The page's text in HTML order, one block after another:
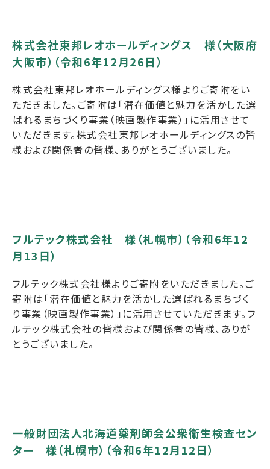
株式会社東邦レオホールディングス 様（大阪府
大阪市）（令和6年12月26日）
株式会社東邦レオホールディングス様よりご寄附をい
ただきました。ご寄附は「潜在価値と魅力を活かした選
ばれるまちづくり事業（映画製作事業）」に活用させて
いただきます。株式会社東邦レオホールディングスの皆
様および関係者の皆様、ありがとうございました。
フルテック株式会社 様（札幌市）（令和6年12
月13日）
フルテック株式会社様よりご寄附をいただきました。ご
寄附は「潜在価値と魅力を活かした選ばれるまちづく
り事業（映画製作事業）」に活用させていただきます。フ
ルテック株式会社の皆様および関係者の皆様、ありが
とうございました。
一般財団法人北海道薬剤師会公衆衛生検査セン
ター 様（札幌市）（令和6年12月12日）